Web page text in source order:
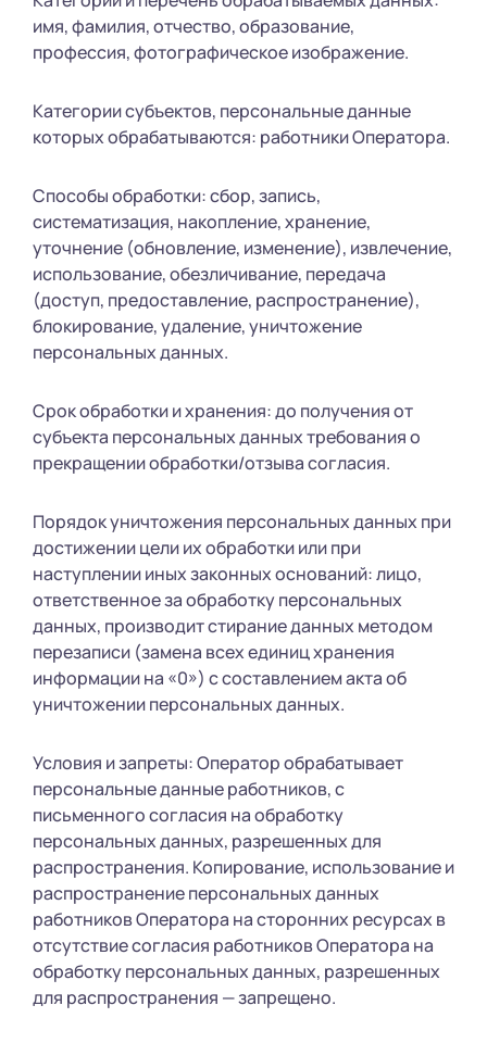
имя, фамилия, отчество, образование,
профессия, фотографическое изображение.
Категории субъектов, персональные данные
которых обрабатываются: работники Оператора.
Способы обработки: сбор, запись,
систематизация, накопление, хранение,
уточнение (обновление, изменение), извлечение,
использование, обезличивание, передача
(доступ, предоставление, распространение),
блокирование, удаление, уничтожение
персональных данных.
Срок обработки и хранения: до получения от
субъекта персональных данных требования о
прекращении обработки/отзыва согласия.
Порядок уничтожения персональных данных при
достижении цели их обработки или при
наступлении иных законных оснований: лицо,
ответственное за обработку персональных
данных, производит стирание данных методом
перезаписи (замена всех единиц хранения
информации на «0») с составлением акта об
уничтожении персональных данных.
Условия и запреты: Оператор обрабатывает
персональные данные работников, с
письменного согласия на обработку
персональных данных, разрешенных для
распространения. Копирование, использование и
распространение персональных данных
работников Оператора на сторонних ресурсах в
отсутствие согласия работников Оператора на
обработку персональных данных, разрешенных
для распространения — запрещено.